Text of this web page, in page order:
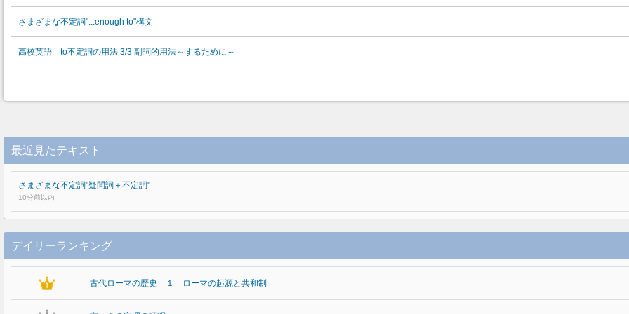
さまざまな不定詞"...enough to"構文
高校英語 to不定詞の用法 3/3 副詞的用法～するために～
最近見たテキスト
さまざまな不定詞"疑問詞＋不定詞"
10分前以内
デイリーランキング
古代ローマの歴史 １ ローマの起源と共和制